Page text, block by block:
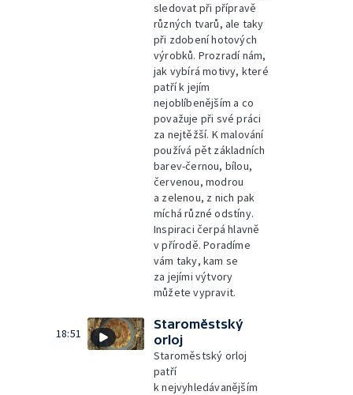
sledovat při přípravě
různých tvarů, ale taky
při zdobení hotových
výrobků. Prozradí nám,
jak vybírá motivy, které
patří k jejím
nejoblíbenějším a co
považuje při své práci
za nejtěžší. K malování
používá pět základních
barev-černou, bílou,
červenou, modrou
a zelenou, z nich pak
míchá různé odstíny.
Inspiraci čerpá hlavně
v přírodě. Poradíme
vám taky, kam se
za jejími výtvory
můžete vypravit.
18:51
Staroměstský
orloj
Staroměstský orloj
patří
k nejvyhledávanějším